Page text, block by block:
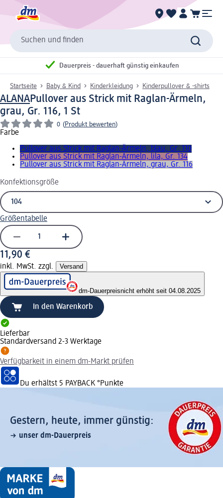
Suchen und finden
Dauerpreis - dauerhaft günstig einkaufen
Startseite Baby & Kind Kinderkleidung Kinderpullover & -shirts
ALANAPullover aus Strick mit Raglan-Ärmeln,
grau, Gr. 116, 1 St
0 (Produkt bewerten)
Farbe
Pullover aus Strick mit Raglan-Ärmeln, blau, Gr. 110
Pullover aus Strick mit Raglan-Ärmeln, lila, Gr. 134
Pullover aus Strick mit Raglan-Ärmeln, grau, Gr. 116
Konfektionsgröße
Größentabelle
11,90 €
inkl. MwSt. zzgl. Versand
dm-Dauerpreisnicht erhöht seit 04.08.2025
In den Warenkorb
Lieferbar
Standardversand 2-3 Werktage
Verfügbarkeit in einem dm-Markt prüfen
Du erhältst 5 PAYBACK °Punkte
Gestern, heute, immer günstig:
unser dm-Dauerpreis